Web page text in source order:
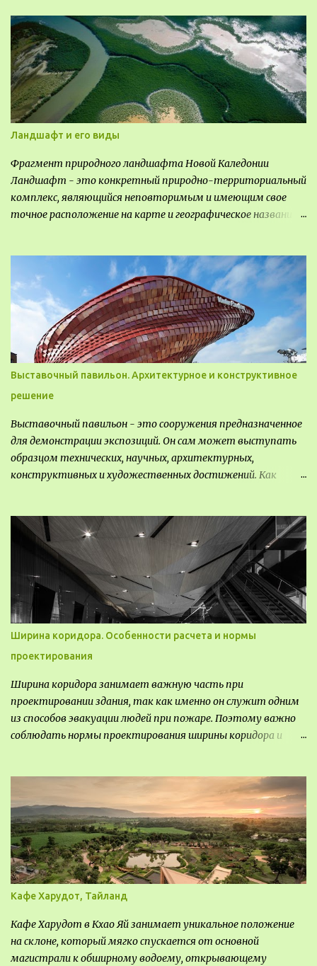
Ландшафт и его виды
Фрагмент природного ландшафта Новой Каледонии
Ландшафт - это конкретный природно-территориальный
комплекс, являющийся неповторимым и имеющим свое
точное расположение на карте и географическое название.
видом деятельность происходящей на них. Одни
используют в качестве выращивания агрокультур. Другие
для строительства населенных пунктов и т.д.
Выставочный павильон. Архитектурное и конструктивное
решение
Выставочный павильон - это сооружения предназначенное
для демонстрации экспозиций. Он сам может выступать
образцом технических, научных, архитектурных,
конструктивных и художественных достижений. Как
универсальные тематические временные постоянные
передвижные стационарные Назначение выставочных
павильонов - показ экспозиции, с целью информации,
пропаганды, рекламы, внедрения новых технологий, обмен
опытом, привлечения внимания и т.д.
Ширина коридора. Особенности расчета и нормы
проектирования
Ширина коридора занимает важную часть при
проектировании здания, так как именно он служит одним
из способов эвакуации людей при пожаре. Поэтому важно
соблюдать нормы проектирования ширины коридора и
Кафе Харудот, Тайланд
Кафе Харудот в Кхао Яй занимает уникальное положение
на склоне, который мягко спускается от основной
магистрали к обширному водоему, открывающему